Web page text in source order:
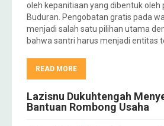
oleh kepanitiaan yang dibentuk oleh
Buduran. Pengobatan gratis pada
menjadi salah satu pilihan utama
bahwa santri harus menjadi entitas
READ MORE
Lazisnu Dukuhtengah
Bantuan Rombong Usaha